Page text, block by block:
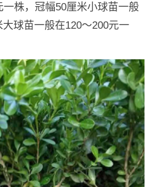
株，冠幅50厘米小球苗一般
球苗一般在120～200元一